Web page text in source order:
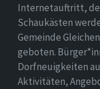
Internetauftritt,
Schaukästen
Gemeinde
geboten.
Dorfneuigkeiten
Aktivitäten,